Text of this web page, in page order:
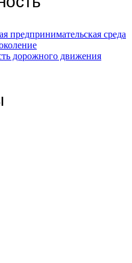
предпринимательская среда
дорожного движения